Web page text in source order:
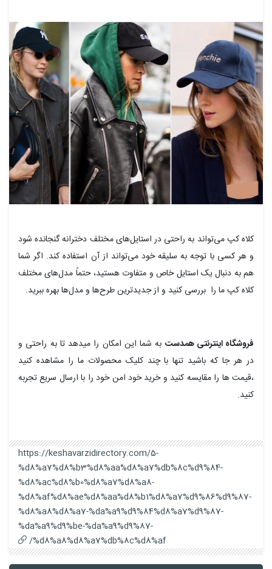
کلاه کپ می‌تواند به راحتی در استایل‌های مختلف دخترانه گنجانده شود
و هر کسی با توجه به سلیقه خود می‌تواند از آن استفاده کند. اگر شما
هم به دنبال یک استایل خاص و متفاوت هستید، حتماً مدل‌های مختلف
کلاه کپ ما را بررسی کنید و از جدیدترین طرح‌ها و مدل‌ها بهره ببرید.
فروشگاه اینترنتی همدست به شما این امکان را میدهد تا به راحتی و
در هر جا که باشید تنها با چند کلیک محصولات ما را مشاهده کنید
،قیمت ها را مقایسه کنید و خرید خود امن خود را با ارسال سریع تجربه
کنید.
https://keshavarzidirectory.com/5-
%d8%a7%d8%b3%d8%aa%d8%a7%db%8c%d9%84-
%d8%ac%d8%b0%d8%a7%d8%a8-
%d8%af%d8%ae%d8%aa%d8%b1%d8%a7%d9%86%d9%87-
%d8%a8%d8%a7-%da%a9%d9%84%d8%a7%d9%87-
%da%a9%d9%be-%da%a9%d9%87-
%d8%a8%d8%a7%db%8c%d8%af/